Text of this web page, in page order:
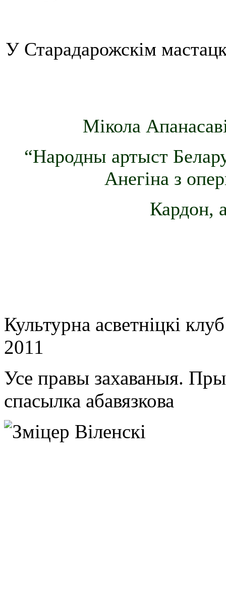
У Старадарожскім
Мікола
“Народны артыст
Анегіна з
Кардон,
Культурна асветнiцкi
2011
Усе правы захаваныя.
спасылка абавязкова